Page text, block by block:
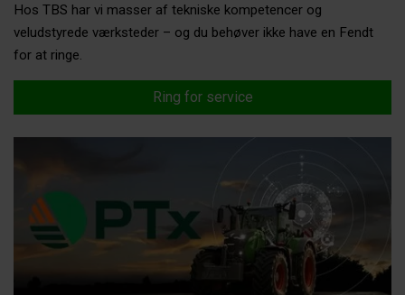
Hos TBS har vi masser af tekniske kompetencer og
veludstyrede værksteder – og du behøver ikke have en Fendt
for at ringe.
Ring for service